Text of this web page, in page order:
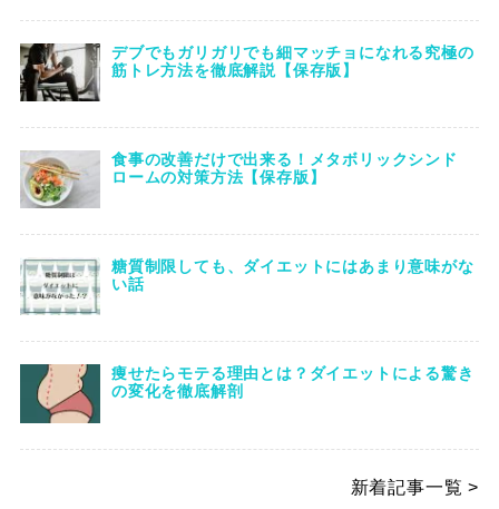
デブでもガリガリでも細マッチョになれる究極の
筋トレ方法を徹底解説【保存版】
食事の改善だけで出来る！メタボリックシンド
ロームの対策方法【保存版】
糖質制限しても、ダイエットにはあまり意味がな
い話
痩せたらモテる理由とは？ダイエットによる驚き
の変化を徹底解剖
新着記事一覧 >